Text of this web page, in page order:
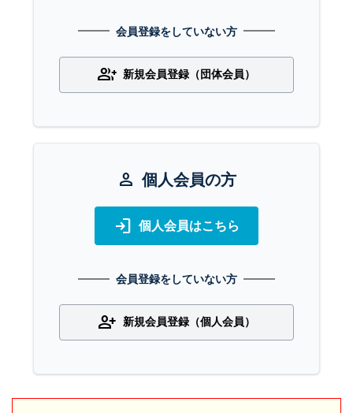
会員登録をしていない方
group_add 新規会員登録（団体会員）
person 個人会員の方
login 個人会員はこちら
会員登録をしていない方
person_add 新規会員登録（個人会員）